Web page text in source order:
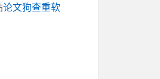
论文狗查重软